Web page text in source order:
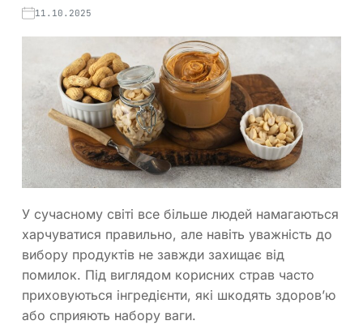
11.10.2025
У сучасному світі все більше людей намагаються
харчуватися правильно, але навіть уважність до
вибору продуктів не завжди захищає від
помилок. Під виглядом корисних страв часто
приховуються інгредієнти, які шкодять здоров’ю
або сприяють набору ваги.